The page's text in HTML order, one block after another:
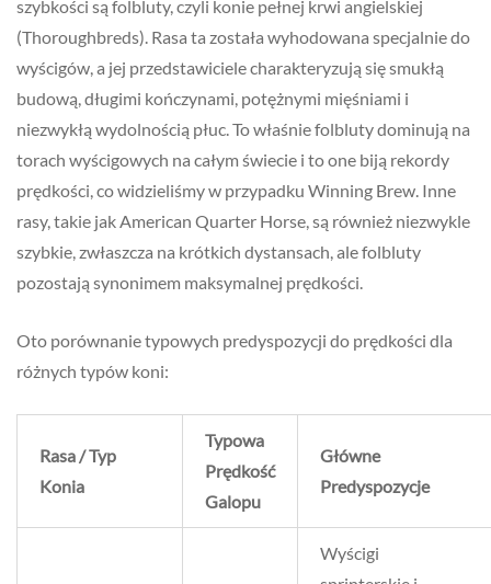
szybkości są folbluty, czyli konie pełnej krwi angielskiej
(Thoroughbreds). Rasa ta została wyhodowana specjalnie do
wyścigów, a jej przedstawiciele charakteryzują się smukłą
budową, długimi kończynami, potężnymi mięśniami i
niezwykłą wydolnością płuc. To właśnie folbluty dominują na
torach wyścigowych na całym świecie i to one biją rekordy
prędkości, co widzieliśmy w przypadku Winning Brew. Inne
rasy, takie jak American Quarter Horse, są również niezwykle
szybkie, zwłaszcza na krótkich dystansach, ale folbluty
pozostają synonimem maksymalnej prędkości.
Oto porównanie typowych predyspozycji do prędkości dla
różnych typów koni:
Rasa / Typ
Konia
Typowa
Prędkość
Galopu
Główne
Predyspozycje
Wyścigi